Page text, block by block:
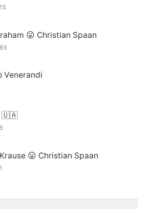
😛 Christian Spaan
Venerandi
🇺🇦
😛 Christian Spaan